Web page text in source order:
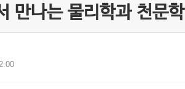
만나는 물리학과 천문학